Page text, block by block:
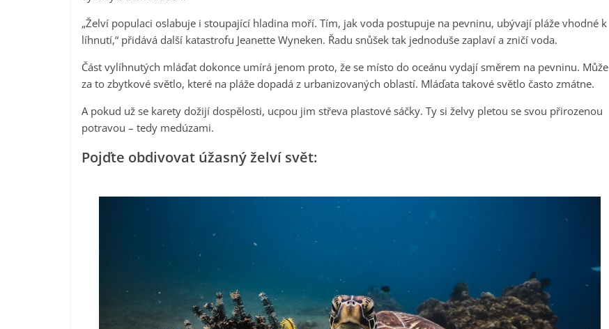
„Želví populaci oslabuje i stoupající hladina moří. Tím, jak voda postupuje na pevninu, ubývají pláže vhodné k
líhnutí,“ přidává další katastrofu Jeanette Wyneken. Řadu snůšek tak jednoduše zaplaví a zničí voda.
Část vylíhnutých mláďat dokonce umírá jenom proto, že se místo do oceánu vydají směrem na pevninu. Může
za to zbytkové světlo, které na pláže dopadá z urbanizovaných oblastí. Mláďata takové světlo často zmátne.
A pokud už se karety dožijí dospělosti, ucpou jim střeva plastové sáčky. Ty si želvy pletou se svou přirozenou
potravou – tedy medúzami.
Pojďte obdivovat úžasný želví svět: